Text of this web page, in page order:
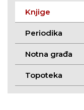
Knjige
Periodika
Notna građa
Topoteka